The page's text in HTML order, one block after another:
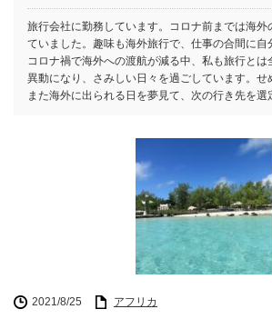
旅行会社に勤務しています。コロナ前までは海外
ていました。趣味も海外旅行で、仕事の合間に自
コロナ禍で海外への渡航が減る中、私も旅行とは
異動になり、さみしい日々を過ごしています。せ
また海外に出られる日を夢見て、次の行き先を選
2021/8/25 アフリカ